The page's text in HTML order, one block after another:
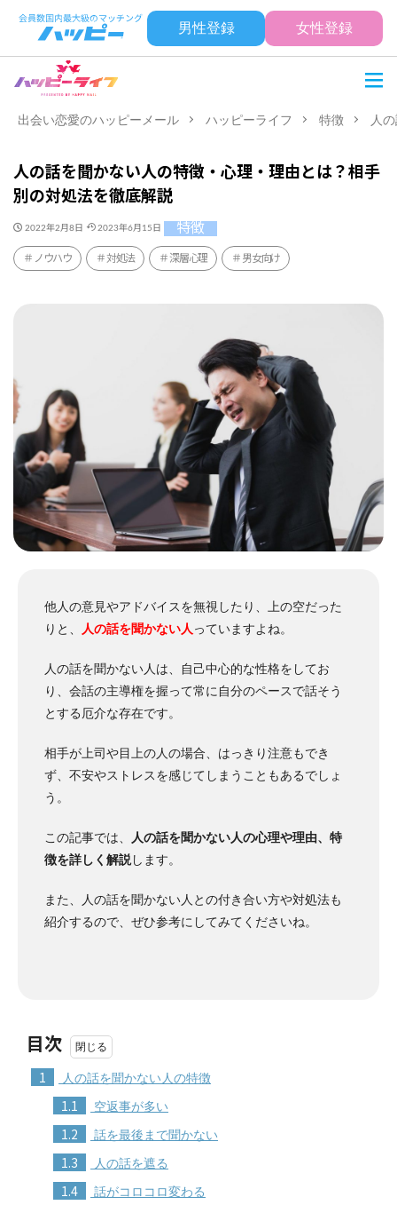
男性登録 女性登録
出会い恋愛のハッピーメール ハッピーライフ 特徴 人
人の話を聞かない人の特徴・心理・理由とは？相手
別の対処法を徹底解説
2022年2月8日 2023年6月15日 特徴
ノウハウ 対処法 深層心理 男女向け
他人の意見やアドバイスを無視したり、上の空だった
りと、
人の話を聞かない人 っていますよね。
人の話を聞かない人は、自己中心的な性格をしてお
り、会話の主導権を握って常に自分のペースで話そう
とする厄介な存在です。
相手が上司や目上の人の場合、はっきり注意もでき
ず、不安やストレスを感じてしまうこともあるでしょ
う。
この記事では、
人の話を聞かない人の心理や理由、特
徴を詳しく解説します。
また、人の話を聞かない人との付き合い方や対処法も
紹介するので、ぜひ参考にしてみてくださいね。
目次
1 人の話を聞かない人の特徴
1.1 空返事が多い
1.2 話を最後まで聞かない
1.3 人の話を遮る
1.4 話がコロコロ変わる